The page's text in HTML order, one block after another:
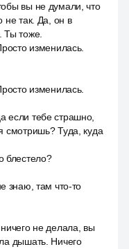
вы не думали, что
не так. Да, он в
Ты тоже.
изменилась.
изменилась.
если тебе страшно,
смотришь? Туда, куда
блестело?
знаю, там что-то
не делала, вы
дышать. Ничего